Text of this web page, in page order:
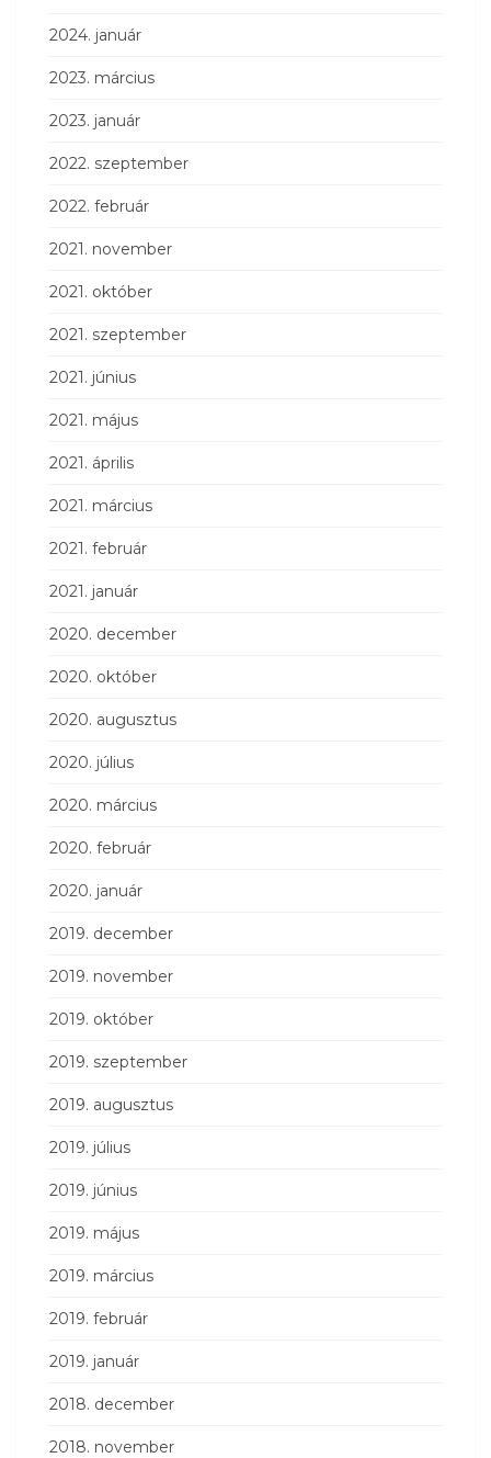
2024. január
2023. március
2023. január
2022. szeptember
2022. február
2021. november
2021. október
2021. szeptember
2021. június
2021. május
2021. április
2021. március
2021. február
2021. január
2020. december
2020. október
2020. augusztus
2020. július
2020. március
2020. február
2020. január
2019. december
2019. november
2019. október
2019. szeptember
2019. augusztus
2019. július
2019. június
2019. május
2019. március
2019. február
2019. január
2018. december
2018. november